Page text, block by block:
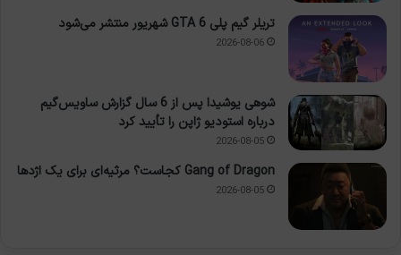
تریلر گیم پلی GTA 6 شهریور منتشر می‌شود
2026-08-06
شوهی یوشیدا پس از 6 سال گزارش ساویس‌گیم
درباره استودیو ژاپن را تأیید کرد
2026-08-05
Gang of Dragon کجاست؟ مرثیه‌ای برای یک اژدها
2026-08-05